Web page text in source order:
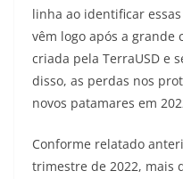
linha ao identificar
vêm logo após a grande
criada pela TerraUSD e
disso, as perdas nos
novos patamares em
Conforme relatado
trimestre de 2022, mais